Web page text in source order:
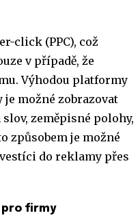
click (PPC), což
v případě, že
Výhodou platformy
možné zobrazovat
zeměpisné polohy,
způsobem je možné
do reklamy přes
pro firmy